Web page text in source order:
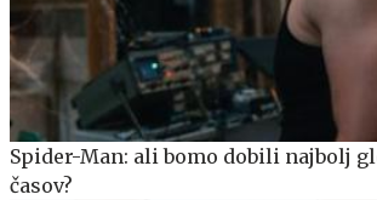
Spider-Man: ali bomo dobili najbolj
časov?